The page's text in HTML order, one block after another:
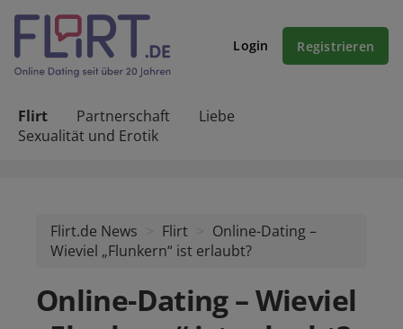
Login Registrieren
Flirt Partnerschaft
Liebe
Sexualität und Erotik
Flirt.de News Flirt
Online-Dating –
Wieviel „Flunkern“ ist erlaubt?
Online-Dating – Wieviel